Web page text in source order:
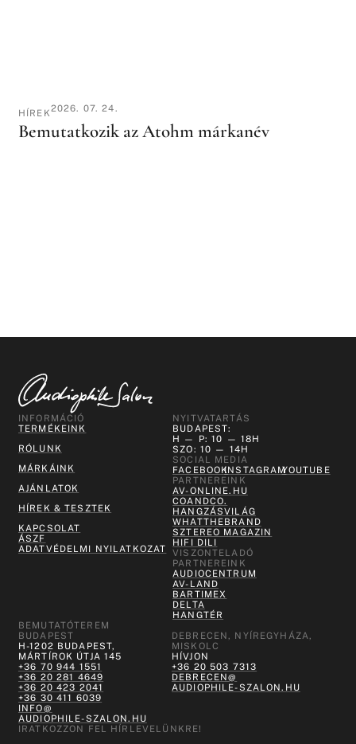
HÍREK2026. 07. 24.
Bemutatkozik az Atohm márkanév
INFORMÁCIÓ
TERMÉKEINK
RÓLUNK
MÁRKÁINK
AJÁNLATOK
HÍREK & TESZTEK
KAPCSOLAT
ÁSZF
ADATVÉDELMI NYILATKOZAT
NYITVATARTÁS
BUDAPEST:
H — P: 10 — 18H
SZO: 10 — 14H
SOCIAL MEDIA
FACEBOOKINSTAGRAMYOUTUBE
PARTNEREINK
AV-ONLINE.HU
COANDCO.
HANGZÁSVILÁG
WHATTHEBRAND
SZTEREO MAGAZIN
HIFI DILI
VISZONTELADÓ
PARTNEREINK
AUDIOCENTRUM
AV-LAND
BARTIMEX
DELTA
HANGTÉR
BEMUTATÓTEREM
BUDAPEST
H-1202 BUDAPEST,
MÁRTÍROK ÚTJA 145
+36 70 944 1551
+36 20 281 4649
+36 20 423 2041
+36 30 411 6039
INFO@
AUDIOPHILE-SZALON.HU
DEBRECEN, NYÍREGYHÁZA,
MISKOLC
HÍVJON
+36 20 503 7313
DEBRECEN@
AUDIOPHILE-SZALON.HU
IRATKOZZON FEL HÍRLEVELÜNKRE!